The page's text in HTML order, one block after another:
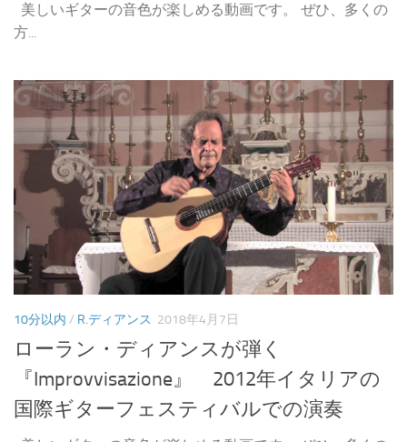
美しいギターの音色が楽しめる動画です。 ぜひ、多くの
方...
10分以内 / R.ディアンス 2018年4月7日
ローラン・ディアンスが弾く
『Improvvisazione』 2012年イタリアの
国際ギターフェスティバルでの演奏